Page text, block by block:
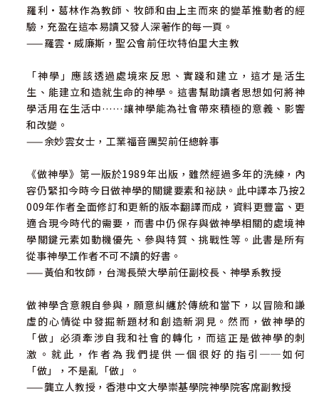
誰應做神學？
人民的神學家
ng
1. 風格取決於任務
2. 取決於學習取向的神學風格
3. 我們在哪裏看見上帝？
四種批判
第九章 屬靈向度──我們在哪裏尋見上帝？ Spirituality –
Where Will We Find God?
一個拉比的故事
在聖靈裏的喜樂和憂愁
神學要求我們捨己
在掙扎中慶祝
改變教會
教會是天國的特殊器皿
附錄：「傳統神學」概覽 Appendix: A Survey of “Conven
tional Theology”
1. 聖經研究
羅利·葛林作為教師、牧師和由上主而來的變革推動者的經
驗，充盈在這本易讀又發人深著作的每一頁。
——羅雲·威廉斯，聖公會前任坎特伯里大主教
「神學」應該透過處境來反思、實踐和建立，這才是活生
生、能建立和造就生命的神學。這書幫助讀者思想如何將神
學活用在生活中……讓神學能為社會帶來積極的意義、影響
和改變。
——余妙雲女士，工業福音團契前任總幹事
《做神學》第一版於1989年出版，雖然經過多年的洗練，內
容仍緊扣今時今日做神學的關鍵要素和祕訣。此中譯本乃按2
009年作者全面修訂和更新的版本翻譯而成，資料更豐富、更
適合現今時代的需要，而書中仍保存與做神學相關的處境神
學關鍵元素如動機優先、參與特質、挑戰性等。此書是所有
從事神學工作者不可不讀的好書。
——黃伯和牧師，台灣長榮大學前任副校長、神學系教授
做神學含意親自參與，願意糾纏於傳統和當下，以冒險和謙
虛的心情從中發掘新題材和創造新洞見。然而，做神學的
「做」必須牽涉自我和社會的轉化，而這正是做神學的刺
激。就此，作者為我們提供一個很好的指引──如何
「做」，不是亂「做」。
——龔立人教授，香港中文大學崇基學院神學院客席副教授